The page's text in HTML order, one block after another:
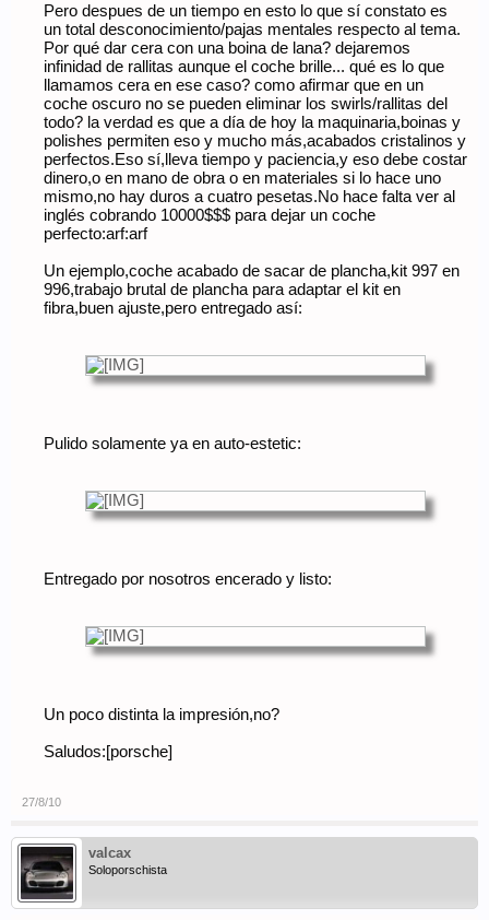
Pero despues de un tiempo en esto lo que sí constato es
un total desconocimiento/pajas mentales respecto al tema.
Por qué dar cera con una boina de lana? dejaremos
infinidad de rallitas aunque el coche brille... qué es lo que
llamamos cera en ese caso? como afirmar que en un
coche oscuro no se pueden eliminar los swirls/rallitas del
todo? la verdad es que a día de hoy la maquinaria,boinas y
polishes permiten eso y mucho más,acabados cristalinos y
perfectos.Eso sí,lleva tiempo y paciencia,y eso debe costar
dinero,o en mano de obra o en materiales si lo hace uno
mismo,no hay duros a cuatro pesetas.No hace falta ver al
inglés cobrando 10000$$$ para dejar un coche
perfecto:arf:arf
Un ejemplo,coche acabado de sacar de plancha,kit 997 en
996,trabajo brutal de plancha para adaptar el kit en
fibra,buen ajuste,pero entregado así:
Pulido solamente ya en auto-estetic:
Entregado por nosotros encerado y listo:
Un poco distinta la impresión,no?
Saludos:[porsche]
27/8/10
valcax
Soloporschista